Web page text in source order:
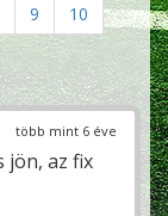
9
10
több mint 6 éve
jön, az fix